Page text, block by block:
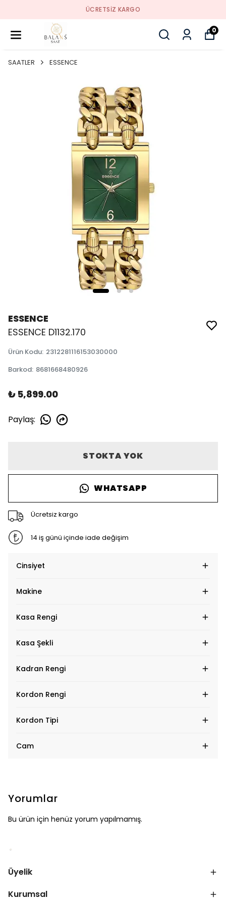
0
SAATLER ESSENCE
ESSENCE
ESSENCE D1132.170
Ürün Kodu: 2312281116153030000
Barkod: 8681668480926
₺ 5,899.00
Paylaş:
STOKTA YOK
WHATSAPP
Ücretsiz kargo
14 iş günü içinde iade değişim
Cinsiyet
Makine
Kasa Rengi
Kasa Şekli
Kadran Rengi
Kordon Rengi
Kordon Tipi
Cam
Yorumlar
Bu ürün için henüz yorum yapılmamış.
Üyelik
Kurumsal